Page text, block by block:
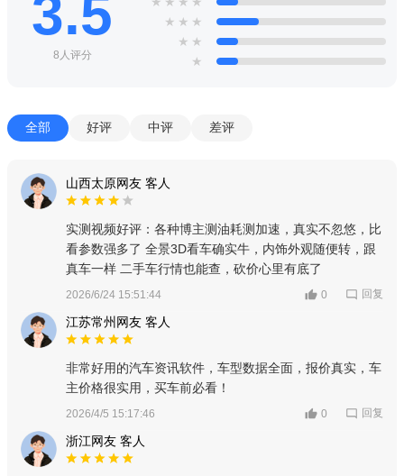
3.5
8人评分
★ ★ ★
★ ★
★
全部 好评 中评 差评
山西太原网友 客人
实测视频好评：各种博主测油耗测加速，真实不忽悠，比
看参数强多了 全景3D看车确实牛，内饰外观随便转，跟
真车一样 二手车行情也能查，砍价心里有底了
2026/6/24 15:51:44 0 回复
江苏常州网友 客人
非常好用的汽车资讯软件，车型数据全面，报价真实，车
主价格很实用，买车前必看！
2026/4/5 15:17:46 0 回复
浙江网友 客人